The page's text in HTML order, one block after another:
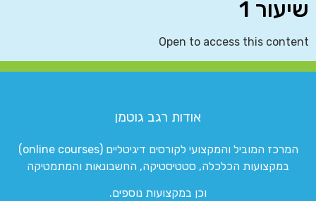
שיעור 1
Open to access this content
אודות רגב גוטמן
המרכז המוביל והמקצועי לקורסים דיגיטליים (online courses)
במקצועות הכלכלה, סטטיסטיקה, החשבונאות והמתמטיקה
וכן במקצועות נוספים.